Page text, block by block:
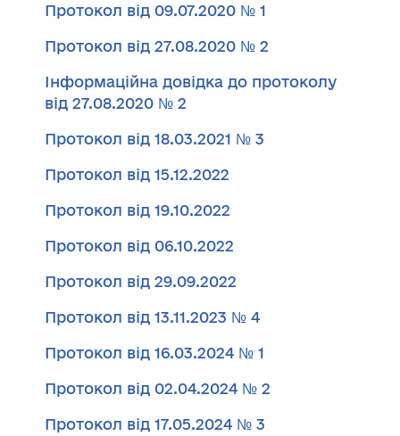
Протокол від 09.07.2020 № 1
Протокол від 27.08.2020 № 2
Iнформаційна довiдка до протоколу
від 27.08.2020 № 2
Протокол від 18.03.2021 № 3
Протокол від 15.12.2022
Протокол від 19.10.2022
Протокол від 06.10.2022
Протокол від 29.09.2022
Протокол від 13.11.2023 № 4
Протокол від 16.03.2024 № 1
Протокол від 02.04.2024 № 2
Протокол від 17.05.2024 № 3